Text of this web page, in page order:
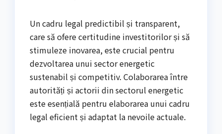
Un cadru legal predictibil și transparent,
care să ofere certitudine investitorilor și să
stimuleze inovarea, este crucial pentru
dezvoltarea unui sector energetic
sustenabil și competitiv. Colaborarea între
autorități și actorii din sectorul energetic
este esențială pentru elaborarea unui cadru
legal eficient și adaptat la nevoile actuale.